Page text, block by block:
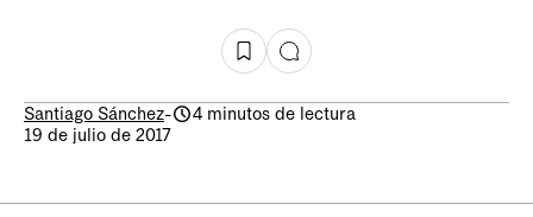
Santiago Sánchez-
4 minutos de lectura
19 de julio de 2017